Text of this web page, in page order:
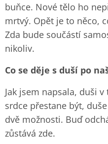
buňce. Nové tělo ho
mrtvý. Opět je to něco,
Zda bude součástí
nikoliv.
Co se děje s duší po
Jak jsem napsala, duši
srdce přestane být,
dvě možnosti. Buď
zůstává zde.